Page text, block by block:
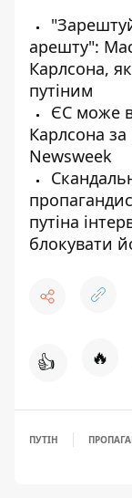
арешту":
Карлсона,
путіним
ЄС може
Карлсона за
Newsweek
путіна
блокувати
👍 🔥
ПУТІН